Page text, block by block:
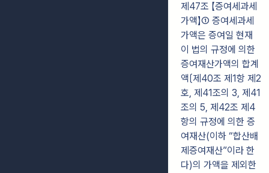
제47조 【증여세과세
가액】① 증여세과세
가액은 증여일 현재
이 법의 규정에 의한
증여재산가액의 합계
액〔제40조 제1항 제2
호, 제41조의 3, 제41
조의 5, 제42조 제4
항의 규정에 의한 증
여재산(이하 “합산배
제증여재산”이라 한
다)의 가액을 제외한